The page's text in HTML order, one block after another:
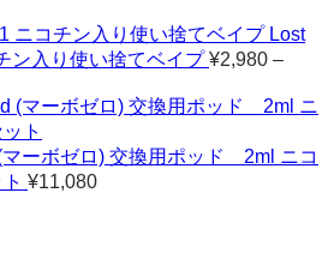
Lost
ン入り使い捨てベイプ ¥2,980 –
マーボゼロ) 交換用ポッド 2ml ニコ
¥11,080